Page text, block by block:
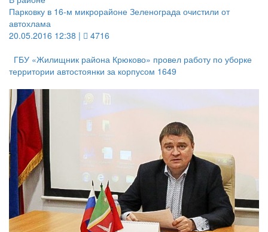
Парковку в 16-м микрорайоне Зеленограда очистили от
автохлама
20.05.2016 12:38 |
4716
ГБУ «Жилищник района Крюково» провел работу по уборке
территории автостоянки за корпусом 1649